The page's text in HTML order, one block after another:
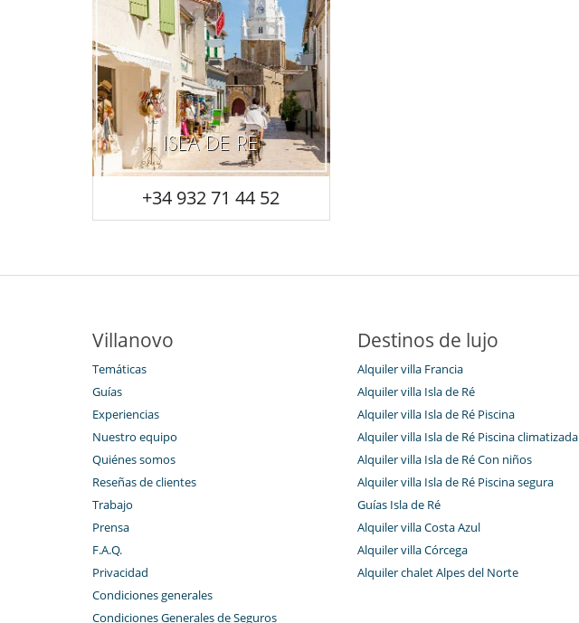
ISLA DE RÉ
+34 932 71 44 52
Villanovo
Temáticas
Guías
Experiencias
Nuestro equipo
Quiénes somos
Reseñas de clientes
Trabajo
Prensa
F.A.Q.
Privacidad
Condiciones generales
Condiciones Generales de Seguros
Destinos de lujo
Alquiler villa Francia
Alquiler villa Isla de Ré
Alquiler villa Isla de Ré Piscina
Alquiler villa Isla de Ré Piscina climatizada
Alquiler villa Isla de Ré Con niños
Alquiler villa Isla de Ré Piscina segura
Guías Isla de Ré
Alquiler villa Costa Azul
Alquiler villa Córcega
Alquiler chalet Alpes del Norte